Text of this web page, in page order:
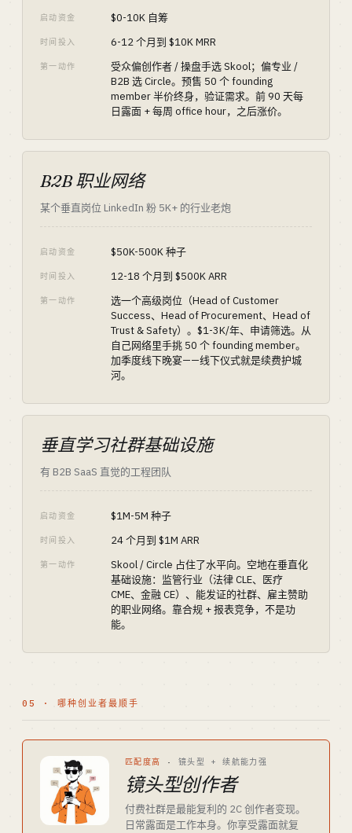
启动资金 $0-10K 自筹
时间投入 6-12 个月到 $10K MRR
第一动作
受众偏创作者 / 操盘手选 Skool；偏专业 /
B2B 选 Circle。预售 50 个 founding
member 半价终身，验证需求。前 90 天每
日露面 + 每周 office hour，之后涨价。
B2B 职业网络
某个垂直岗位 LinkedIn 粉 5K+ 的行业老炮
启动资金 $50K-500K 种子
时间投入 12-18 个月到 $500K ARR
第一动作
选一个高级岗位（Head of Customer
Success、Head of Procurement、Head of
Trust & Safety）。$1-3K/年、申请筛选。从
自己网络里手挑 50 个 founding member。
加季度线下晚宴——线下仪式就是续费护城
河。
垂直学习社群基础设施
有 B2B SaaS 直觉的工程团队
启动资金 $1M-5M 种子
时间投入 24 个月到 $1M ARR
第一动作
Skool / Circle 占住了水平向。空地在垂直化
基础设施：监管行业（法律 CLE、医疗
CME、金融 CE）、能发证的社群、雇主赞助
的职业网络。靠合规 + 报表竞争，不是功
能。
05 · 哪种创业者最顺手
匹配度高 · 镜头型 + 续航能力强
镜头型创作者
付费社群是最能复利的 2C 创作者变现。
日常露面是工作本身。你享受露面就复